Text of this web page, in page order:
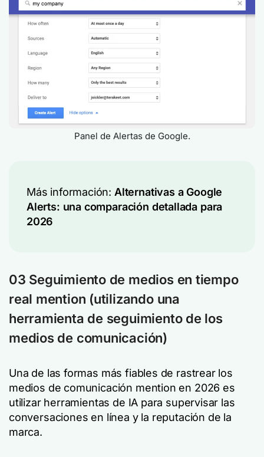
Panel de Alertas de Google.
Más información: Alternativas a Google
Alerts: una comparación detallada para
2026
03 Seguimiento de medios en tiempo
real mention (utilizando una
herramienta de seguimiento de los
medios de comunicación)
Una de las formas más fiables de rastrear los
medios de comunicación mention en 2026 es
utilizar herramientas de IA para supervisar las
conversaciones en línea y la reputación de la
marca.